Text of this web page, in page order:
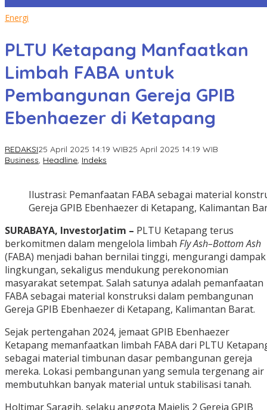
Energi
PLTU Ketapang Manfaatkan
Limbah FABA untuk
Pembangunan Gereja GPIB
Ebenhaezer di Ketapang
REDAKSI25 April 2025 14:19 WIB25 April 2025 14:19 WIB
Business, Headline, Indeks
Ilustrasi: Pemanfaatan FABA sebagai material
Gereja GPIB Ebenhaezer di Ketapang, Kalimantan
SURABAYA, InvestorJatim – PLTU Ketapang terus
berkomitmen dalam mengelola limbah Fly Ash–Bottom Ash
(FABA) menjadi bahan bernilai tinggi, mengurangi dampak
lingkungan, sekaligus mendukung perekonomian
masyarakat setempat. Salah satunya adalah pemanfaatan
FABA sebagai material konstruksi dalam pembangunan
Gereja GPIB Ebenhaezer di Ketapang, Kalimantan Barat.
Sejak pertengahan 2024, jemaat GPIB Ebenhaezer
Ketapang memanfaatkan limbah FABA dari PLTU
sebagai material timbunan dasar pembangunan gereja
mereka. Lokasi pembangunan yang semula tergenang air
membutuhkan banyak material untuk stabilisasi tanah.
Holtimar Saragih, selaku anggota Majelis 2 Gereja GPIB